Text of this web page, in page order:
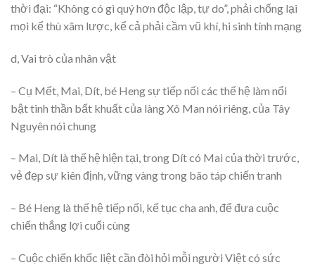
thời đại: “Không có gì quý hơn độc lập, tự do”, phải chống lại
mọi kể thù xâm lược, kể cả phải cầm vũ khí, hi sinh tính mạng
d, Vai trò của nhân vật
– Cụ Mết, Mai, Dít, bé Heng sự tiếp nối các thế hệ làm nổi
bật tinh thần bất khuất của làng Xô Man nói riêng, của Tây
Nguyên nói chung
– Mai, Dít là thế hệ hiện tại, trong Dít có Mai của thời trước,
vẻ đẹp sự kiên định, vững vàng trong bão táp chiến tranh
– Bé Heng là thế hệ tiếp nối, kế tục cha anh, để đưa cuộc
chiến thắng lợi cuối cùng
– Cuộc chiến khốc liệt cần đòi hỏi mỗi người Việt có sức